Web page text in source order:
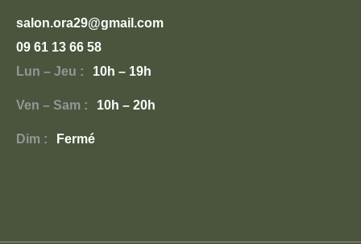
salon.ora29@gmail.com
09 61 13 66 58
Lun – Jeu :
10h – 19h
Ven – Sam : 10h – 20h
Dim : Fermé